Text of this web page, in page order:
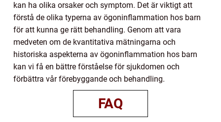
kan ha olika orsaker och symptom. Det är viktigt att
förstå de olika typerna av ögoninflammation hos barn
för att kunna ge rätt behandling. Genom att vara
medveten om de kvantitativa mätningarna och
historiska aspekterna av ögoninflammation hos barn
kan vi få en bättre förståelse för sjukdomen och
förbättra vår förebyggande och behandling.
FAQ